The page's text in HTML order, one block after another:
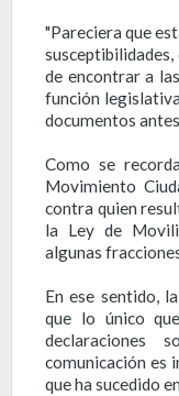
"Pareciera que
de encontrar a
función
documentos
Como se
Movimiento
contra quien
la Ley de
algunas
En ese sentido,
que lo único
declaraciones
comunicación es
que ha sucedido